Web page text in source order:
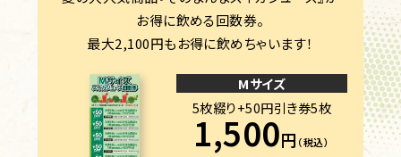
お得に飲める回数券。
最大2,100円もお得に飲めちゃいます！
Mサイズ
5枚綴り+50円引き券5枚
1,500円 （税込）